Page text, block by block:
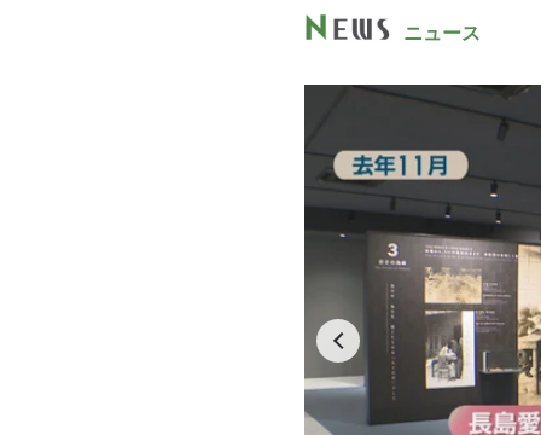
ニュース